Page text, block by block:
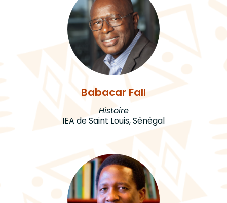
Babacar Fall
Histoire
IEA de Saint Louis, Sénégal